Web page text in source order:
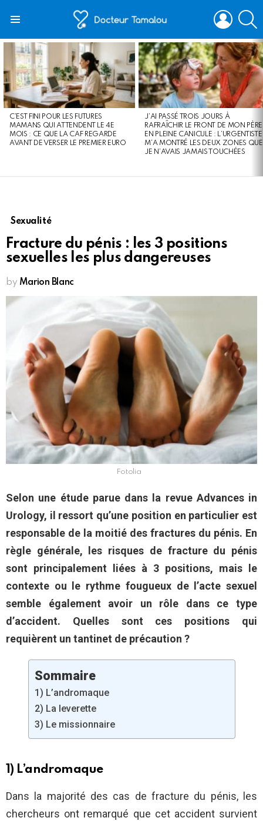
LOGIN
LATEST
STORIES
C’EST FINI POUR LES FUTURES
MAMANS QUI ATTENDENT LE 4E
MOIS : CE QUE LA CAF REGARDE
AVANT DE VERSER LE PREMIER EURO
J’AI PASSÉ TROIS JOURS À
RAFRAÎCHIR LE FRONT DE MON PÈRE
EN PLEINE CANICULE : L’URGENTISTE
M’A MONTRÉ LES DEUX ZONES QUE
JE N’AVAIS JAMAIS TOUCHÉES
Sexualité
Fracture du pénis : les 3 positions
sexuelles les plus dangereuses
by Marion Blanc
Fotolia
Selon une étude parue dans la revue Advances in
Urology, il ressort qu’une position en particulier est
responsable de la moitié des fractures du pénis. En
règle générale, les risques de fracture du pénis
sont principalement liées à 3 positions, mais le
contexte ou le rythme fougueux de l’acte sexuel
semble également avoir un rôle dans ce type
d’accident. Quelles sont ces positions qui
requièrent un tantinet de précaution ?
Sommaire
1) L’andromaque
2) La leverette
3) Le missionnaire
1) L’andromaque
Dans la majorité des cas de fracture du pénis, les
chercheurs ont remarqué que cet accident survient